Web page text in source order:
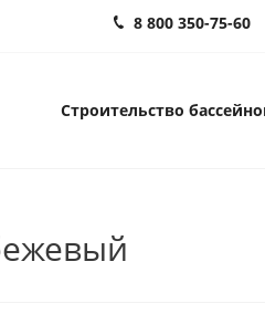
8 800 350-75-60
Строительство